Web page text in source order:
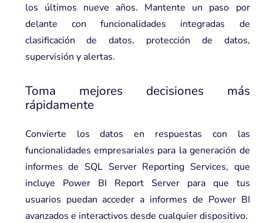
los últimos nueve años. Mantente un paso por
delante con funcionalidades integradas de
clasificación de datos, protección de datos,
supervisión y alertas.
Toma mejores decisiones más
rápidamente
Convierte los datos en respuestas con las
funcionalidades empresariales para la generación de
informes de SQL Server Reporting Services, que
incluye Power BI Report Server para que tus
usuarios puedan acceder a informes de Power BI
avanzados e interactivos desde cualquier dispositivo.